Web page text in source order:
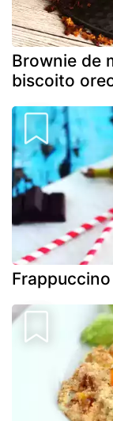
Brownie de
biscoito